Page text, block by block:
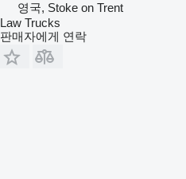
영국, Stoke on Trent
Law Trucks
판매자에게 연락